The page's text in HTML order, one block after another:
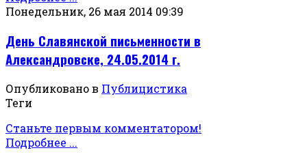
Понедельник, 26 мая 2014 09:39
День Славянской письменности в
Александровске, 24.05.2014 г.
Опубликовано в Публицистика
Теги
Станьте первым комментатором!
Подробнее ...